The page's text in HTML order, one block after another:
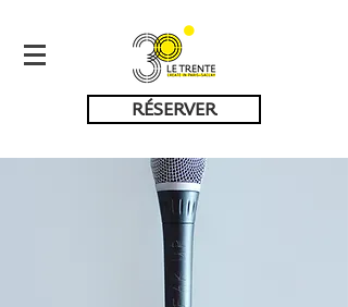
RÉSERVER